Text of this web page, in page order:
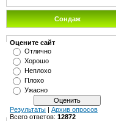
Сондаж
Оцените сайт
Отлично
Хорошо
Неплохо
Плохо
Ужасно
Результаты | Архив опросов
Всего ответов: 12872